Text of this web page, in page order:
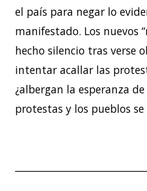
el país para negar lo
manifestado. Los nuevos
hecho silencio tras verse
intentar acallar las
¿albergan la esperanza
protestas y los pueblos